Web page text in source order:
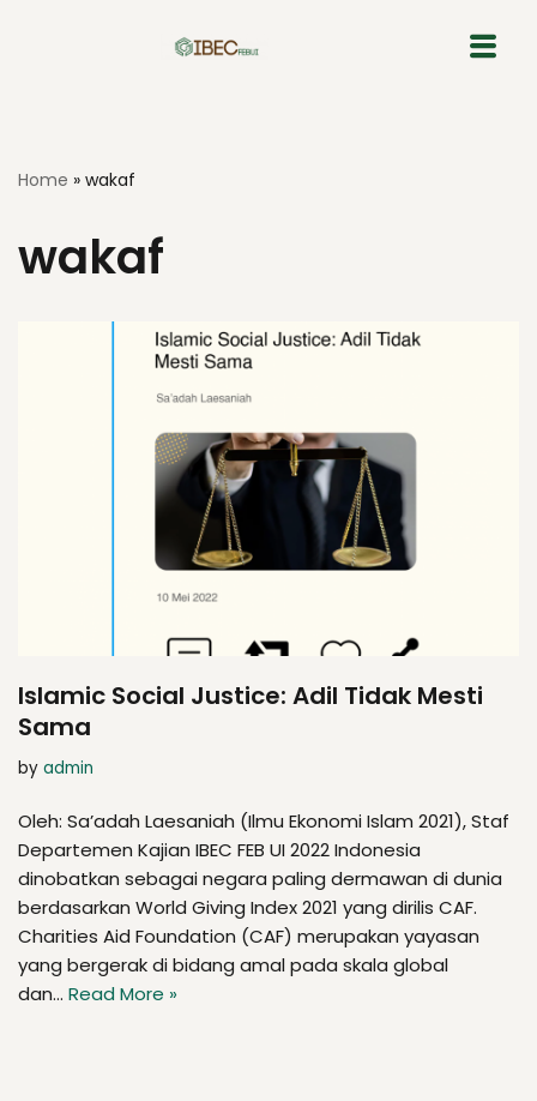
Home » wakaf
wakaf
Islamic Social Justice: Adil Tidak Mesti
Sama
by admin
Oleh: Sa’adah Laesaniah (Ilmu Ekonomi Islam 2021), Staf
Departemen Kajian IBEC FEB UI 2022 Indonesia
dinobatkan sebagai negara paling dermawan di dunia
berdasarkan World Giving Index 2021 yang dirilis CAF.
Charities Aid Foundation (CAF) merupakan yayasan
yang bergerak di bidang amal pada skala global
dan… Read More »